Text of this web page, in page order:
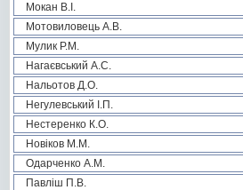
Мокан В.І.
Мотовиловець А.В.
Мулик Р.М.
Нагаєвський А.С.
Нальотов Д.О.
Негулевський І.П.
Нестеренко К.О.
Новіков М.М.
Одарченко А.М.
Павліш П.В.